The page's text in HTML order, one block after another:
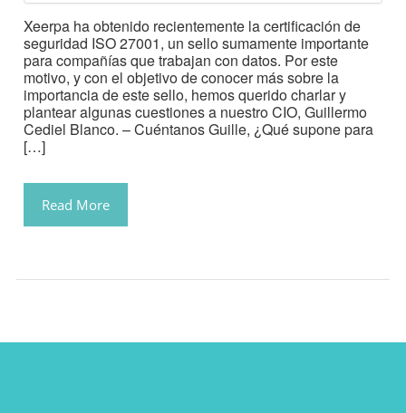
Xeerpa ha obtenido recientemente la certificación de
seguridad ISO 27001, un sello sumamente importante
para compañías que trabajan con datos. Por este
motivo, y con el objetivo de conocer más sobre la
importancia de este sello, hemos querido charlar y
plantear algunas cuestiones a nuestro CIO, Guillermo
Cediel Blanco. – Cuéntanos Guille, ¿Qué supone para
[…]
Read More